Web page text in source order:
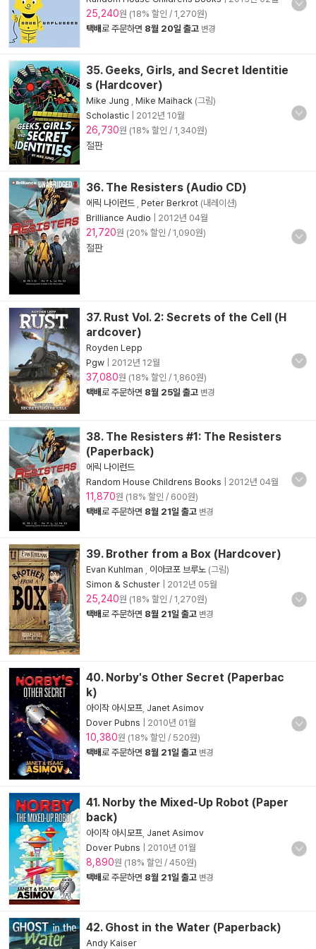
25,240원 (18% 할인 / 1,270원)
택배로 주문하면 8월 20일 출고 변경
35. Geeks, Girls, and Secret Identitie
s (Hardcover)
Mike Jung Mike Maihack (그림)
Scholastic
2012년 10월
26,730원 (18% 할인 / 1,340원)
절판
36. The Resisters (Audio CD)
에릭 나이런드 Peter Berkrot (내레이션)
Brilliance Audio
2012년 04월
21,720원 (20% 할인 / 1,090원)
절판
37. Rust Vol. 2: Secrets of the Cell (H
ardcover)
Royden Lepp
Pgw
2012년 12월
37,080원 (18% 할인 / 1,860원)
택배로 주문하면 8월 25일 출고 변경
38. The Resisters #1: The Resisters
(Paperback)
에릭 나이런드
Random House Childrens Books
2012년 04월
11,870원 (18% 할인 / 600원)
택배로 주문하면 8월 21일 출고 변경
39. Brother from a Box (Hardcover)
Evan Kuhlman 이아코포 브루노 (그림)
Simon & Schuster
2012년 05월
25,240원 (18% 할인 / 1,270원)
택배로 주문하면 8월 21일 출고 변경
40. Norby's Other Secret (Paperbac
k)
아이작 아시모프 Janet Asimov
Dover Pubns
2010년 01월
10,380원 (18% 할인 / 520원)
택배로 주문하면 8월 21일 출고 변경
41. Norby the Mixed-Up Robot (Paper
back)
아이작 아시모프 Janet Asimov
Dover Pubns
2010년 01월
8,890원 (18% 할인 / 450원)
택배로 주문하면 8월 21일 출고 변경
42. Ghost in the Water (Paperback)
Andy Kaiser